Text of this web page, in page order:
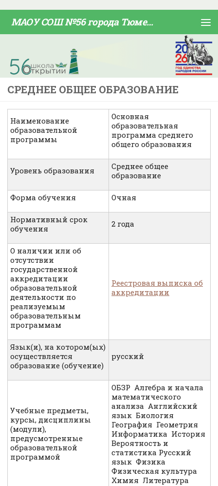
МАОУ СОШ №56 города Тюмени
СРЕДНЕЕ ОБЩЕЕ ОБРАЗОВАНИЕ
Наименование
образовательной
программы
Основная
образовательная
программа среднего
общего образования
Уровень образования
Среднее общее
образование
Форма обучения Очная
Нормативный срок
обучения
2 года
О наличии или об
отсутствии
государственной
аккредитации
образовательной
деятельности по
реализуемым
образовательным
программам
Реестровая выписка об
аккредитации
Язык(и), на котором(ых)
осуществляется
образование (обучение)
русский
Учебные предметы,
курсы, дисциплины
(модули),
предусмотренные
образовательной
программой
ОБЗР Алгебра и начала
математического
анализа Английский
язык Биология
География Геометрия
Информатика История
Вероятность и
статистика Русский
язык Физика
Физическая культура
Химия Литература